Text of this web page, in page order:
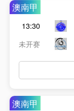
澳南甲
13:30
未开赛
澳南甲